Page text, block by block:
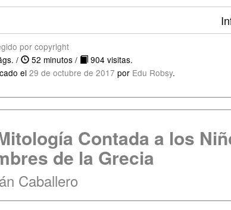
por copyright
/
52 minutos /
904 visitas.
el 29 de octubre de 2017 por Edu Robsy.
Contada a los
de la Grecia
Caballero